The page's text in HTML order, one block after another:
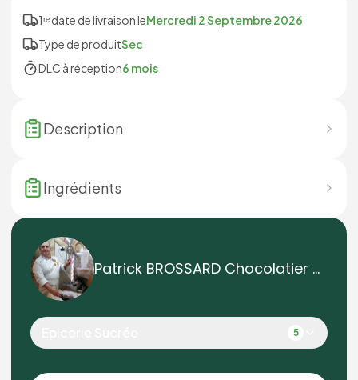
1ʳᵉ date de livraison leMercredi 2 Septembre 2026
Type de produitSec
DLC à réception6 mois
Description
Ingrédients
Patrick BROSSARD Chocolatier Artisan-Févier
5